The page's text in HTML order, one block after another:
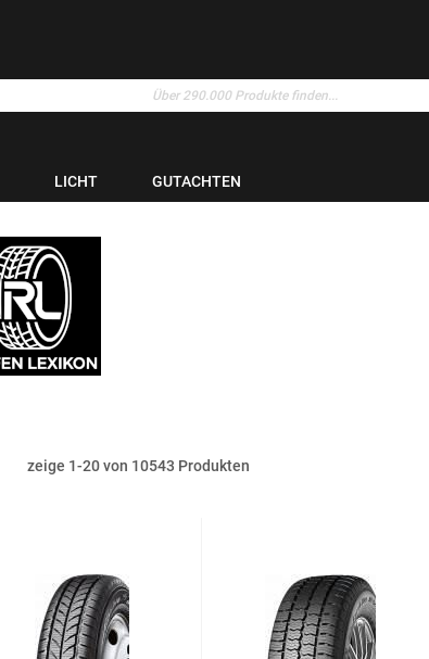
LICHT GUTACHTEN
zeige 1-20von 10543 Produkten